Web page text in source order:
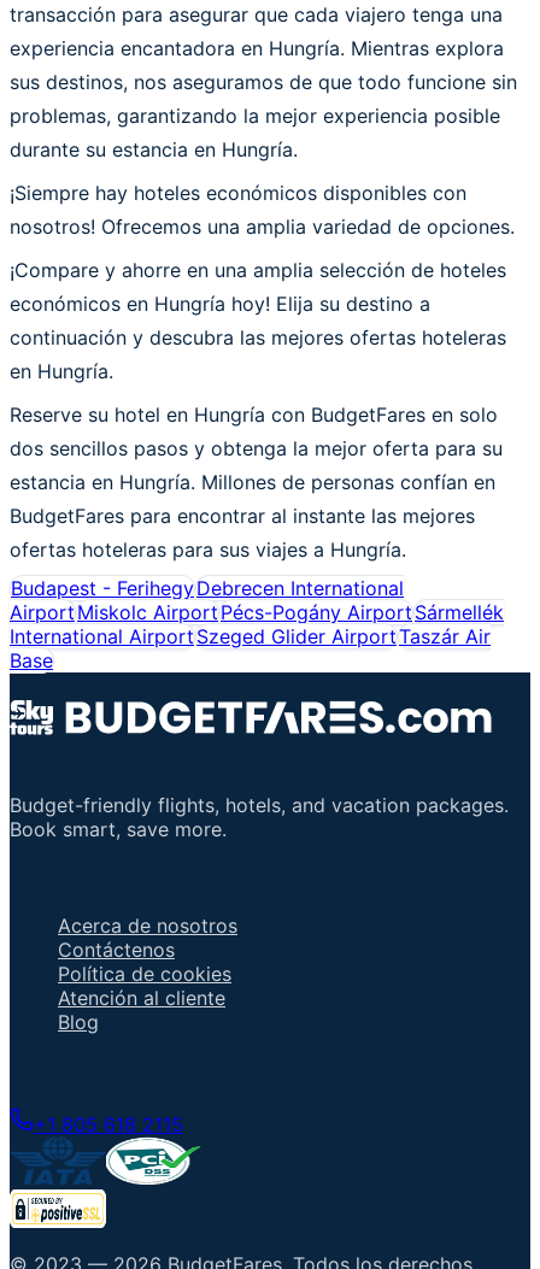
transacción para asegurar que cada viajero tenga una
experiencia encantadora en Hungría. Mientras explora
sus destinos, nos aseguramos de que todo funcione sin
problemas, garantizando la mejor experiencia posible
durante su estancia en Hungría.
¡Siempre hay hoteles económicos disponibles con
nosotros! Ofrecemos una amplia variedad de opciones.
¡Compare y ahorre en una amplia selección de hoteles
económicos en Hungría hoy! Elija su destino a
continuación y descubra las mejores ofertas hoteleras
en Hungría.
Reserve su hotel en Hungría con BudgetFares en solo
dos sencillos pasos y obtenga la mejor oferta para su
estancia en Hungría. Millones de personas confían en
BudgetFares para encontrar al instante las mejores
ofertas hoteleras para sus viajes a Hungría.
Budapest - FerihegyDebrecen International
AirportMiskolc AirportPécs-Pogány AirportSármellék
International AirportSzeged Glider AirportTaszár Air
Base
Budget-friendly flights, hotels, and vacation packages.
Book smart, save more.
Acerca de nosotros
Contáctenos
Política de cookies
Atención al cliente
Blog
+1 805 618 2115
© 2023 — 2026 BudgetFares Todos los derechos